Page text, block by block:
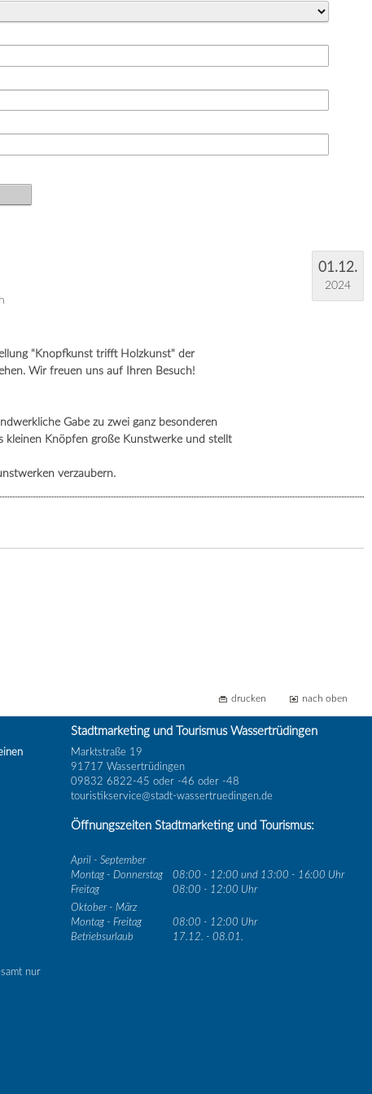
01.12.
2024
"Knopfkunst trifft Holzkunst" der
Wir freuen uns auf Ihren Besuch!
Gabe zu zwei ganz besonderen
kleinen Knöpfen große Kunstwerke und stellt
verzaubern.
drucken nach oben
nur
Stadtmarketing und Tourismus Wassertrüdingen
Marktstraße 19
91717 Wassertrüdingen
09832 6822-45 oder -46 oder -48
touristikservice@stadt-wassertruedingen.de
Öffnungszeiten Stadtmarketing und Tourismus:
April - September
Montag - Donnerstag
08:00 - 12:00 und 13:00 - 16:00 Uhr
Freitag
08:00 - 12:00 Uhr
Oktober - März
Montag - Freitag
08:00 - 12:00 Uhr
Betriebsurlaub
17.12. - 08.01.